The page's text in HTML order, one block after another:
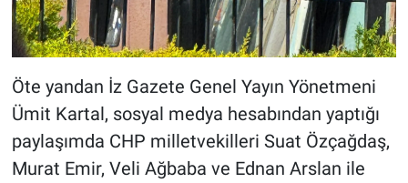
Öte yandan İz Gazete Genel Yayın Yönetmeni
Ümit Kartal, sosyal medya hesabından yaptığı
paylaşımda CHP milletvekilleri Suat Özçağdaş,
Murat Emir, Veli Ağbaba ve Ednan Arslan ile